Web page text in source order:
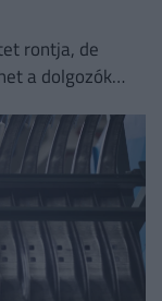
rontja, de
a dolgozók